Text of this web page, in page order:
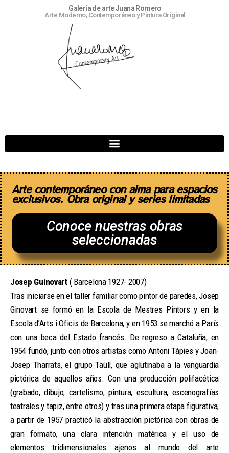
Galería de arte Juana Romero
Arte Moderno, Contemporáneo y Pintura Original
Arte contemporáneo con alma para espacios
exclusivos. Obra original y series limitadas
Conoce nuestras obras
seleccionadas
Josep Guinovart( Barcelona 1927- 2007)
Tras iniciarse en el taller familiar como pintor de paredes, Josep
Ginovart se formó en la Escola de Mestres Pintors y en la
Escola d’Arts i Oficis de Barcelona, y en 1953 se marchó a París
con una beca del Estado francés. De regreso a Cataluña, en
1954 fundó, junto con otros artistas como Antoni Tàpies y Joan-
Josep Tharrats, el grupo Taüll, que aglutinaba a la vanguardia
pictórica de aquellos años. Con una producción polifacética
(grabado, dibujo, cartelismo, pintura, escultura, escenografías
teatrales y tapiz, entre otros) y tras una primera etapa figurativa,
a partir de 1957 practicó la abstracción pictórica con obras de
gran formato, una clara intención matérica y el uso de
elementos tridimensionales ajenos al mundo del arte